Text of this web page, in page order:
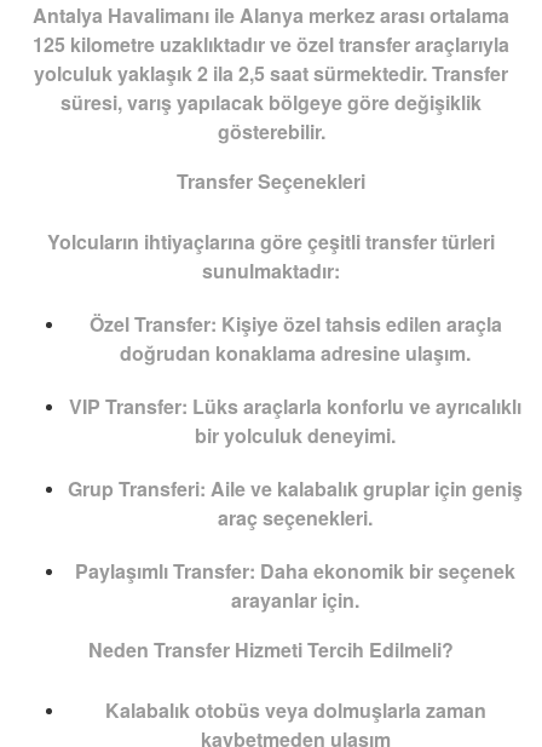
Antalya Havalimanı ile Alanya merkez arası ortalama
125 kilometre uzaklıktadır ve özel transfer araçlarıyla
yolculuk yaklaşık2 ila 2,5 saatsürmektedir. Transfer
süresi, varış yapılacak bölgeye göre değişiklik
gösterebilir.
Transfer Seçenekleri
Yolcuların ihtiyaçlarına göre çeşitli transfer türleri
sunulmaktadır:
Özel Transfer: Kişiye özel tahsis edilen araçla
doğrudan konaklama adresine ulaşım.
VIP Transfer: Lüks araçlarla konforlu ve ayrıcalıklı
bir yolculuk deneyimi.
Grup Transferi: Aile ve kalabalık gruplar için geniş
araç seçenekleri.
Paylaşımlı Transfer: Daha ekonomik bir seçenek
arayanlar için.
Neden Transfer Hizmeti Tercih Edilmeli?
Kalabalık otobüs veya dolmuşlarla zaman
kaybetmeden ulaşım